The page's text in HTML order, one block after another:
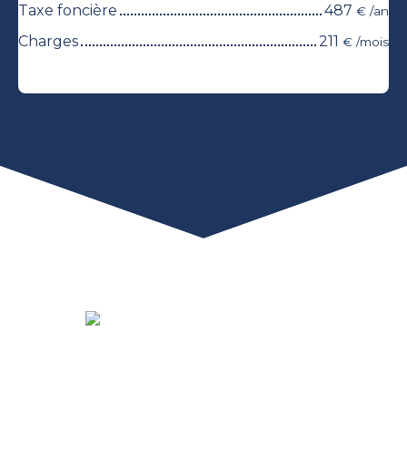
Taxe foncière
487 € /an
Charges 211 € /mois